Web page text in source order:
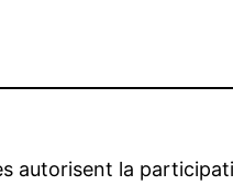
autorisent la